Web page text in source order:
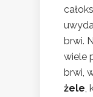
brwi.
wiele
brwi,
żele,